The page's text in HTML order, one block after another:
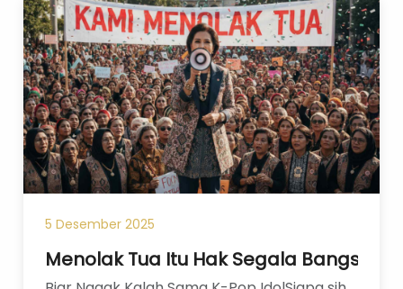
5 Desember 2025
Menolak Tua Itu Hak Segala Bangsa: